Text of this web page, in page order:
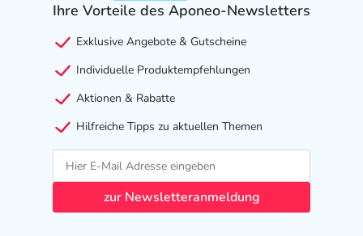
- Erhöhung des Blutzuckerspiegels
- Selbstmordgedanken/-verhalten
- Sprachstörungen
- Herzklopfen
- verschwommenes Sehen
- Kreislaufstörungen aufgrund niedrigen Blutdrucks
- Anfälle von Atemnot
- Verstopfung
- Magen-Darm-Beschwerden
Ihre Vorteile des Aponeo-Newsletters
Exklusive Angebote & Gutscheine
Individuelle Produktempfehlungen
Aktionen & Rabatte
Hilfreiche Tipps zu aktuellen Themen
zur Newsletteranmeldung